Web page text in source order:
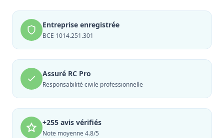
Entreprise enregistrée
BCE 1014.251.301
Assuré RC Pro
Responsabilité civile professionnelle
+255 avis vérifiés
Note moyenne 4.8/5